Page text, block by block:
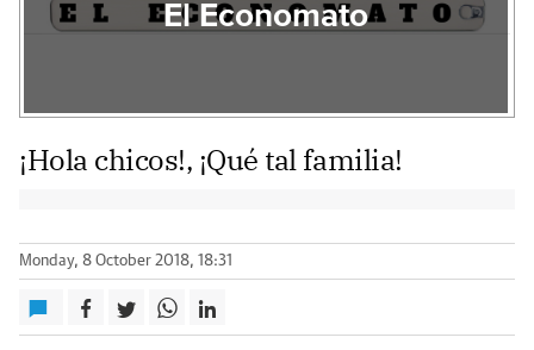
El Economato
¡Hola chicos!, ¡Qué tal familia!
Monday, 8 October 2018, 18:31